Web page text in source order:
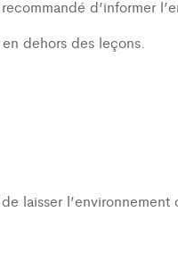
d’informer
dehors des leçons.
laisser l’environnement